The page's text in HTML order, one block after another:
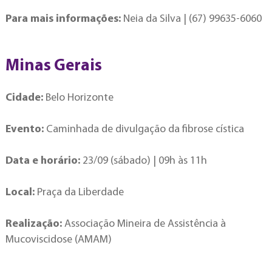
Para mais informações: Neia da Silva | (67) 99635-6060
Minas Gerais
Cidade: Belo Horizonte
Evento: Caminhada de divulgação da fibrose cística
Data e horário: 23/09 (sábado) | 09h às 11h
Local: Praça da Liberdade
Realização: Associação Mineira de Assistência à
Mucoviscidose (AMAM)